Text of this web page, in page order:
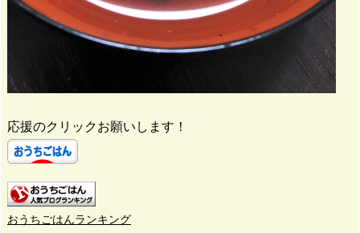
応援のクリックお願いします！
おうちごはんランキング